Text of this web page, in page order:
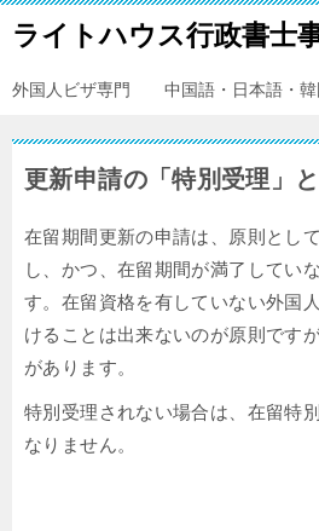
ライトハウス行政書士
外国人ビザ専門 中国語・日本語・韓
更新申請の「特別受理」
在留期間更新の申請は、原則とし
し、かつ、在留期間が満了してい
す。在留資格を有していない外国
けることは出来ないのが原則です
があります。
特別受理されない場合は、在留特
なりません。